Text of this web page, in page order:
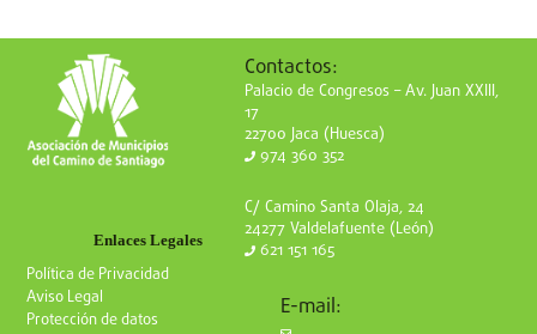
Enlaces Legales
Política de Privacidad
Aviso Legal
Protección de datos
Contactos:
Palacio de Congresos – Av. Juan XXIII,
17
22700 Jaca (Huesca)
974 360 352
C/ Camino Santa Olaja, 24
24277 Valdelafuente (León)
621 151 165
E-mail: